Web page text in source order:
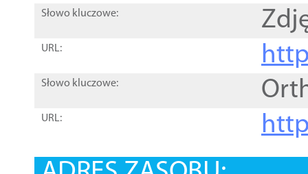
Słowo kluczowe:
URL:
Słowo kluczowe:
URL: